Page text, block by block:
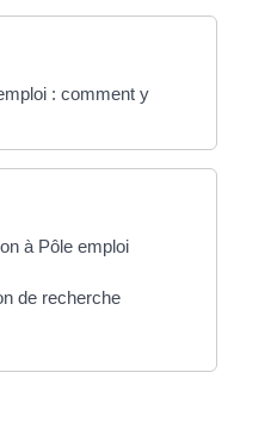
: comment y
à Pôle emploi
de recherche